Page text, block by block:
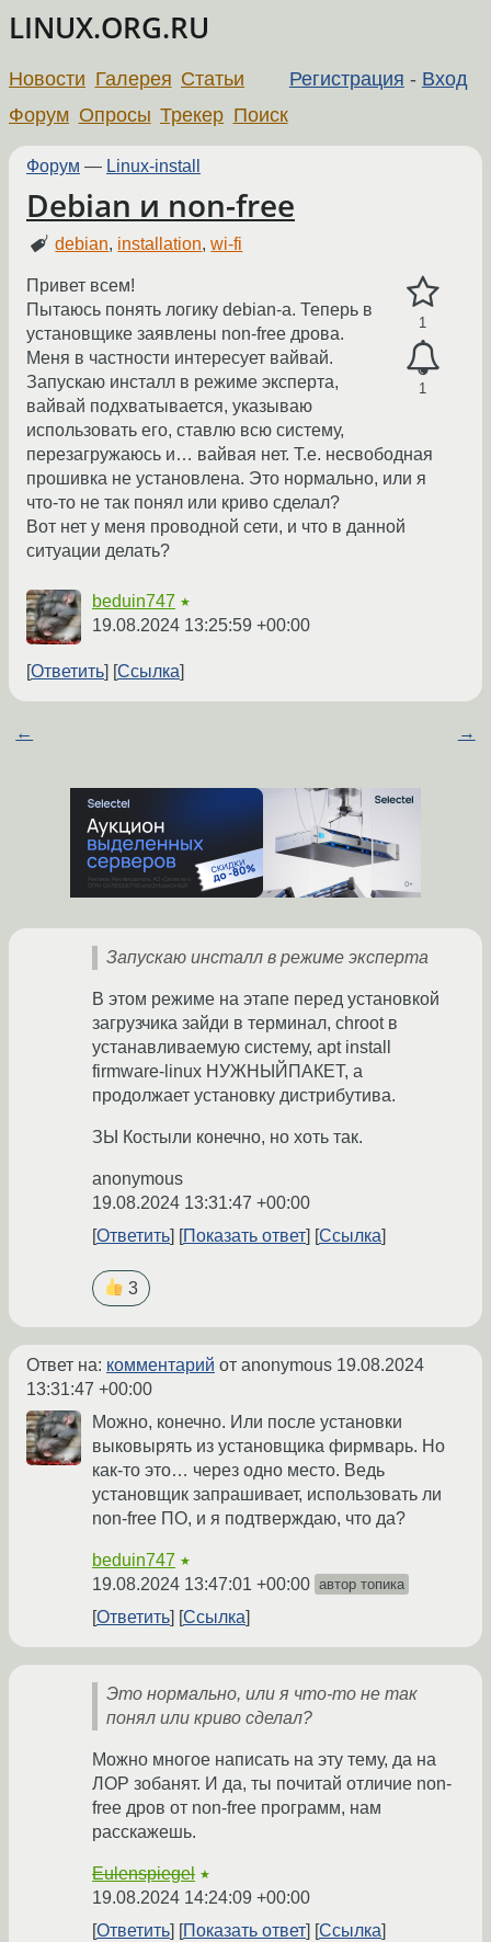
LINUX.ORG.RU
Регистрация - Вход
Новости Галерея Статьи
Форум Опросы Трекер Поиск
Форум — Linux-install
Debian и non-free
debian, installation,wi-fi
1
1
Привет всем!
Пытаюсь понять логику debian-а. Теперь в
установщике заявлены non-free дрова.
Меня в частности интересует вайвай.
Запускаю инсталл в режиме эксперта,
вайвай подхватывается, указываю
использовать его, ставлю всю систему,
перезагружаюсь и… вайвая нет. Т.е. несвободная
прошивка не установлена. Это нормально, или я
что-то не так понял или криво сделал?
Вот нет у меня проводной сети, и что в данной
ситуации делать?
beduin747 ★
19.08.2024 13:25:59 +00:00
Ответить Ссылка
← →
Запускаю инсталл в режиме эксперта
В этом режиме на этапе перед установкой
загрузчика зайди в терминал, chroot в
устанавливаемую систему, apt install
firmware-linux НУЖНЫЙПАКЕТ, а
продолжает установку дистрибутива.
ЗЫ Костыли конечно, но хоть так.
anonymous
19.08.2024 13:31:47 +00:00
Ответить
Показать ответ Ссылка
3
Ответ на: комментарий от anonymous 19.08.2024
13:31:47 +00:00
Можно, конечно. Или после установки
выковырять из установщика фирмварь. Но
как-то это… через одно место. Ведь
установщик запрашивает, использовать ли
non-free ПО, и я подтверждаю, что да?
beduin747 ★
19.08.2024 13:47:01 +00:00 автор топика
Ответить Ссылка
Это нормально, или я что-то не так
понял или криво сделал?
Можно многое написать на эту тему, да на
ЛОР зобанят. И да, ты почитай отличие non-
free дров от non-free программ, нам
расскажешь.
Eulenspiegel ★
19.08.2024 14:24:09 +00:00
Ответить
Показать ответ Ссылка